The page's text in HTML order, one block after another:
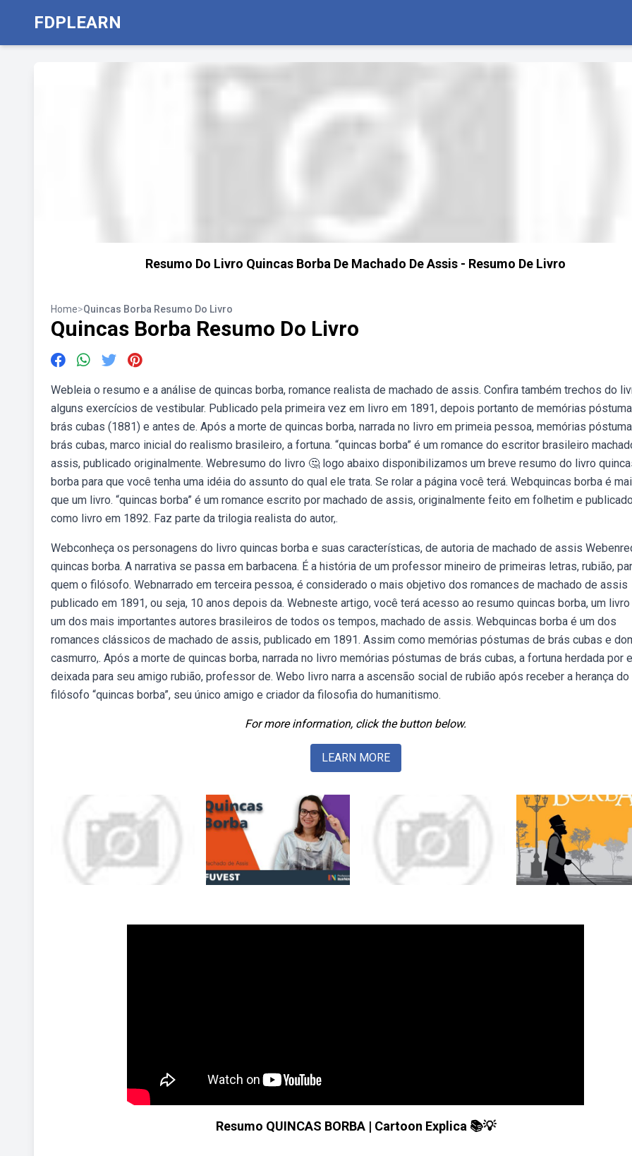
FDPLEARN
Resumo Do Livro Quincas Borba De Machado De Assis - Resumo De Livro
Home>Quincas Borba Resumo Do Livro
Quincas Borba Resumo Do Livro
Webleia o resumo e a análise de quincas borba, romance realista de machado de assis. Confira também trechos do
alguns exercícios de vestibular. Publicado pela primeira vez em livro em 1891, depois portanto de memórias
brás cubas (1881) e antes de. Após a morte de quincas borba, narrada no livro em primeia pessoa, memórias
brás cubas, marco inicial do realismo brasileiro, a fortuna. “quincas borba” é um romance do escritor brasileiro
assis, publicado originalmente. Webresumo do livro 🤔 logo abaixo disponibilizamos um breve resumo do livro
borba para que você tenha uma idéia do assunto do qual ele trata. Se rolar a página você terá. Webquincas borba é
que um livro. “quincas borba” é um romance escrito por machado de assis, originalmente feito em folhetim e
como livro em 1892. Faz parte da trilogia realista do autor,.
Webconheça os personagens do livro quincas borba e suas características, de autoria de machado de assis
quincas borba. A narrativa se passa em barbacena. É a história de um professor mineiro de primeiras letras, rubião,
quem o filósofo. Webnarrado em terceira pessoa, é considerado o mais objetivo dos romances de machado de assis
publicado em 1891, ou seja, 10 anos depois da. Webneste artigo, você terá acesso ao resumo quincas borba, um
um dos mais importantes autores brasileiros de todos os tempos, machado de assis. Webquincas borba é um dos
romances clássicos de machado de assis, publicado em 1891. Assim como memórias póstumas de brás cubas e
casmurro,. Após a morte de quincas borba, narrada no livro memórias póstumas de brás cubas, a fortuna herdada por
deixada para seu amigo rubião, professor de. Webo livro narra a ascensão social de rubião após receber a herança do
filósofo “quincas borba”, seu único amigo e criador da filosofia do humanitismo.
For more information, click the button below.
LEARN MORE
Resumo QUINCAS BORBA | Cartoon Explica 📚💡